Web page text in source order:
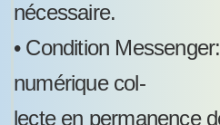
nécessaire.
• Condition
numérique col-
lecte en permanence